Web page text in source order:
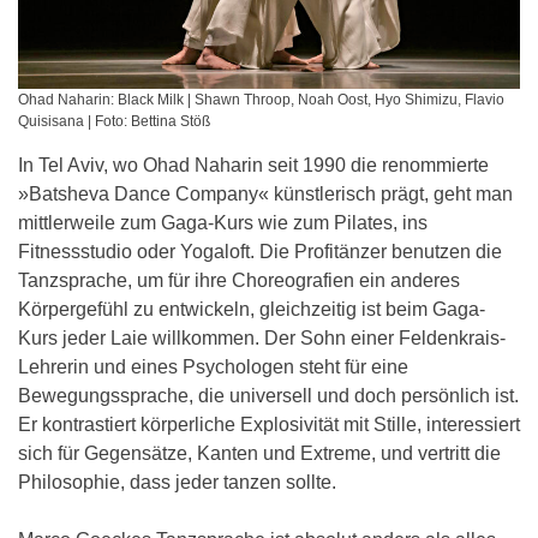
Ohad Naharin: Black Milk | Shawn Throop, Noah Oost, Hyo Shimizu, Flavio
Quisisana | Foto: Bettina Stöß
In Tel Aviv, wo Ohad Naharin seit 1990 die renommierte
»Batsheva Dance Company« künstlerisch prägt, geht man
mittlerweile zum Gaga-Kurs wie zum Pilates, ins
Fitnessstudio oder Yogaloft. Die Profitänzer benutzen die
Tanzsprache, um für ihre Choreografien ein anderes
Körpergefühl zu entwickeln, gleichzeitig ist beim Gaga-
Kurs jeder Laie willkommen. Der Sohn einer Feldenkrais-
Lehrerin und eines Psychologen steht für eine
Bewegungssprache, die universell und doch persönlich ist.
Er kontrastiert körperliche Explosivität mit Stille, interessiert
sich für Gegensätze, Kanten und Extreme, und vertritt die
Philosophie, dass jeder tanzen sollte.